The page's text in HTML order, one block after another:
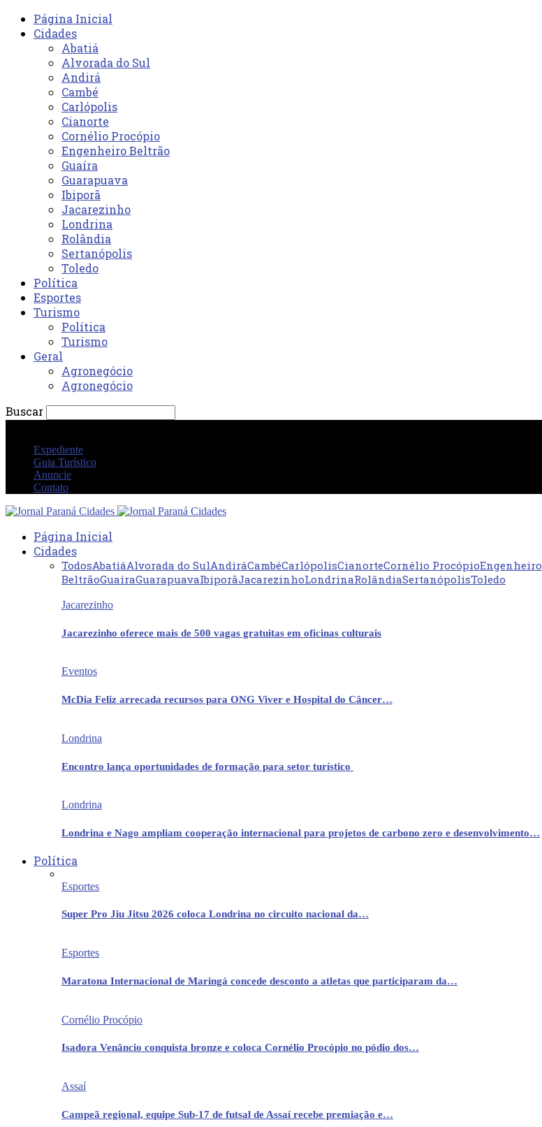
Página Inicial
Cidades
Abatiá
Alvorada do Sul
Andirá
Cambé
Carlópolis
Cianorte
Cornélio Procópio
Engenheiro Beltrão
Guaíra
Guarapuava
Ibiporã
Jacarezinho
Londrina
Rolândia
Sertanópolis
Toledo
Política
Esportes
Turismo
Política
Turismo
Geral
Agronegócio
Agronegócio
Buscar
Expediente
Guia Turístico
Anuncie
Contato
Página Inicial
Cidades
TodosAbatiáAlvorada do SulAndiráCambéCarlópolisCianorteCornélio ProcópioEngenheiro
BeltrãoGuaíraGuarapuavaIbiporãJacarezinhoLondrinaRolândiaSertanópolisToledo
Jacarezinho
Jacarezinho oferece mais de 500 vagas gratuitas em oficinas culturais
Eventos
McDia Feliz arrecada recursos para ONG Viver e Hospital do Câncer…
Londrina
Encontro lança oportunidades de formação para setor turístico
Londrina
Londrina e Nago ampliam cooperação internacional para projetos de carbono zero e desenvolvimento…
Política
Esportes
Super Pro Jiu Jitsu 2026 coloca Londrina no circuito nacional da…
Esportes
Maratona Internacional de Maringá concede desconto a atletas que participaram da…
Cornélio Procópio
Isadora Venâncio conquista bronze e coloca Cornélio Procópio no pódio dos…
Assaí
Campeã regional, equipe Sub-17 de futsal de Assaí recebe premiação e…